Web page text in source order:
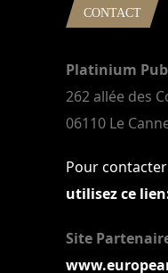
CONTACT
Platinium
262 allée des
06110 Le
Pour
utilisez ce
Site